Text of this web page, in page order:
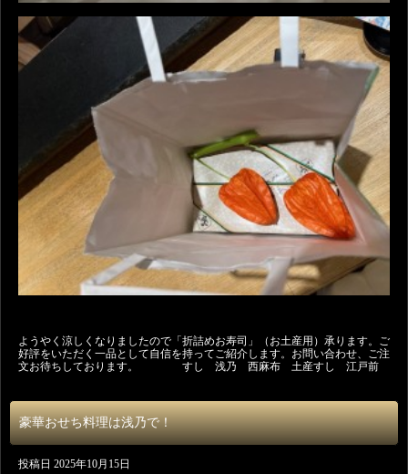
ようやく涼しくなりましたので「折詰めお寿司」（お土産用）承ります。ご
好評をいただく一品として自信を持ってご紹介します。お問い合わせ、ご注
文お待ちしております。 すし 浅乃 西麻布 土産すし 江戸前
豪華おせち料理は浅乃で！
投稿日 2025年10月15日